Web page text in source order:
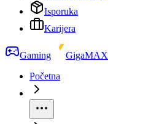
Isporuka
Karijera
Gaming
GigaMAX
Početna